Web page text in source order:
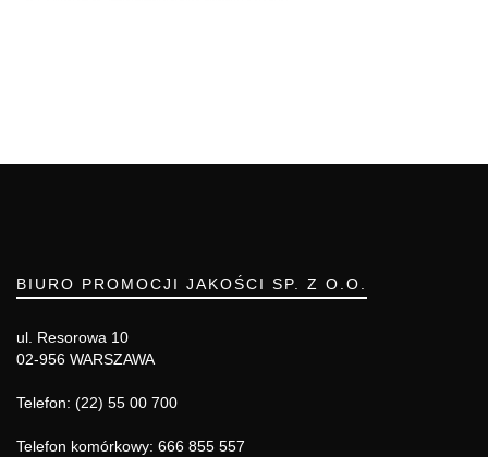
BIURO PROMOCJI JAKOŚCI SP. Z O.O.
ul. Resorowa 10
02-956 WARSZAWA
Telefon: (22) 55 00 700
Telefon komórkowy: 666 855 557